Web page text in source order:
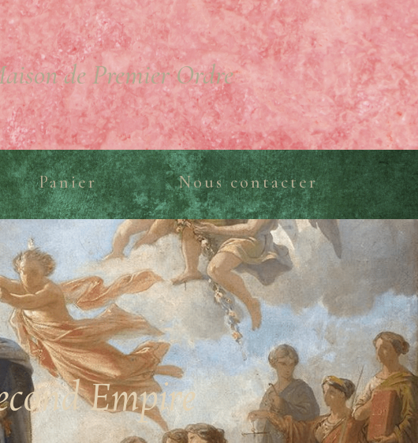
de Premier Ordre
Panier Nous contacter
Empire